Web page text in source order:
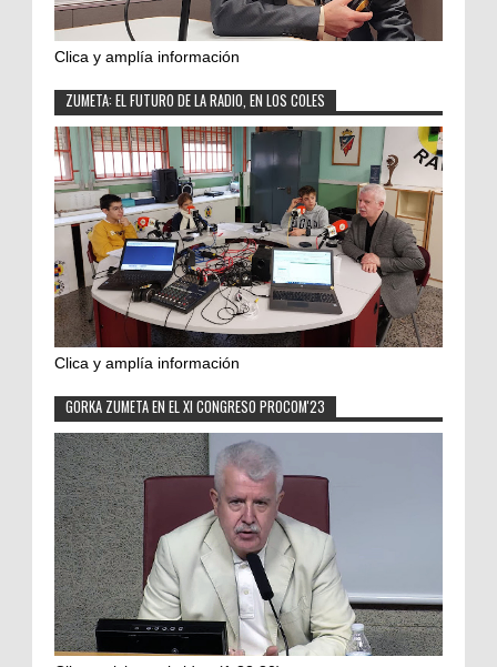
Clica y amplía información
ZUMETA: EL FUTURO DE LA RADIO, EN LOS COLES
Clica y amplía información
GORKA ZUMETA EN EL XI CONGRESO PROCOM'23